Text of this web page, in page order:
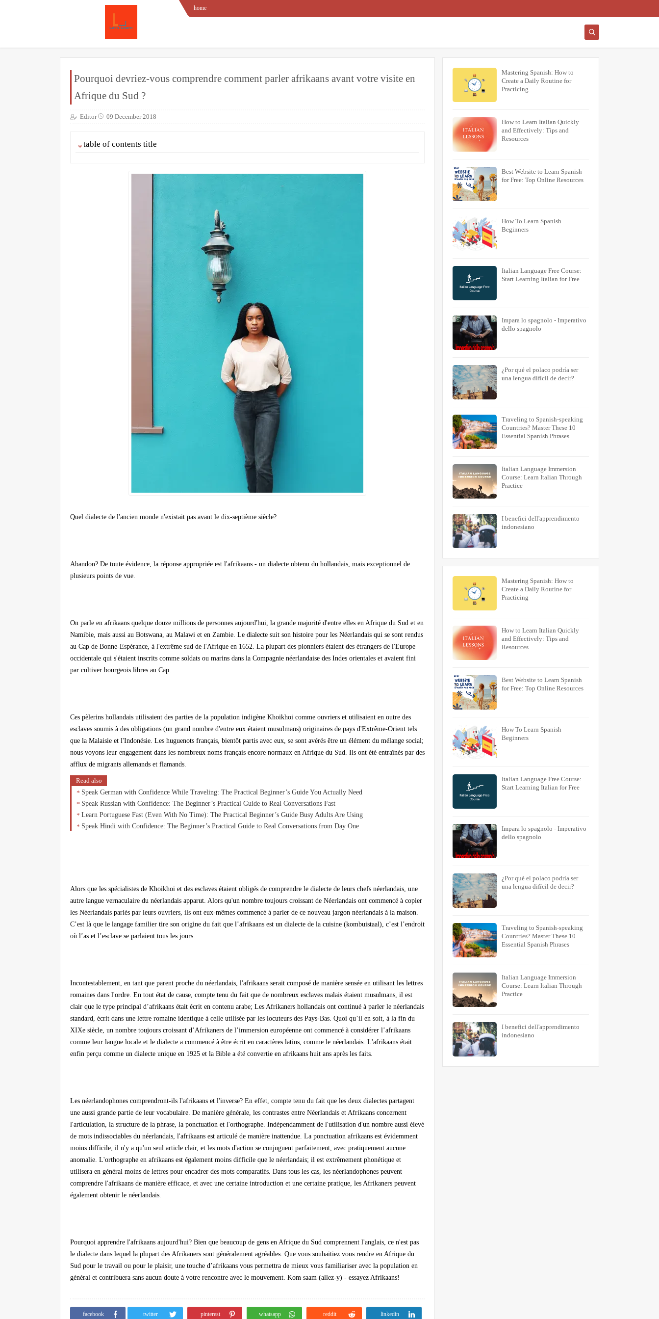
home
Pourquoi devriez-vous comprendre comment parler afrikaans avant votre visite en
Afrique du Sud ?
Editor 09 December 2018
table of contents title
Quel dialecte de l'ancien monde n'existait pas avant le dix-septième siècle?
Abandon? De toute évidence, la réponse appropriée est l'afrikaans - un dialecte obtenu du hollandais, mais exceptionnel de
plusieurs points de vue.
On parle en afrikaans quelque douze millions de personnes aujourd'hui, la grande majorité d'entre elles en Afrique du Sud et en
Namibie, mais aussi au Botswana, au Malawi et en Zambie. Le dialecte suit son histoire pour les Néerlandais qui se sont rendus
au Cap de Bonne-Espérance, à l'extrême sud de l'Afrique en 1652. La plupart des pionniers étaient des étrangers de l'Europe
occidentale qui s'étaient inscrits comme soldats ou marins dans la Compagnie néerlandaise des Indes orientales et avaient fini
par cultiver bourgeois libres au Cap.
Ces pèlerins hollandais utilisaient des parties de la population indigène Khoikhoi comme ouvriers et utilisaient en outre des
esclaves soumis à des obligations (un grand nombre d'entre eux étaient musulmans) originaires de pays d'Extrême-Orient tels
que la Malaisie et l'Indonésie. Les huguenots français, bientôt partis avec eux, se sont avérés être un élément du mélange social;
nous voyons leur engagement dans les nombreux noms français encore normaux en Afrique du Sud. Ils ont été entraînés par des
afflux de migrants allemands et flamands.
Read also
Speak German with Confidence While Traveling: The Practical Beginner’s Guide You Actually Need
Speak Russian with Confidence: The Beginner’s Practical Guide to Real Conversations Fast
Learn Portuguese Fast (Even With No Time): The Practical Beginner’s Guide Busy Adults Are Using
Speak Hindi with Confidence: The Beginner’s Practical Guide to Real Conversations from Day One
Alors que les spécialistes de Khoikhoi et des esclaves étaient obligés de comprendre le dialecte de leurs chefs néerlandais, une
autre langue vernaculaire du néerlandais apparut. Alors qu'un nombre toujours croissant de Néerlandais ont commencé à copier
les Néerlandais parlés par leurs ouvriers, ils ont eux-mêmes commencé à parler de ce nouveau jargon néerlandais à la maison.
C’est là que le langage familier tire son origine du fait que l’afrikaans est un dialecte de la cuisine (kombuistaal), c’est l’endroit
où l’as et l’esclave se parlaient tous les jours.
Incontestablement, en tant que parent proche du néerlandais, l'afrikaans serait composé de manière sensée en utilisant les lettres
romaines dans l'ordre. En tout état de cause, compte tenu du fait que de nombreux esclaves malais étaient musulmans, il est
clair que le type principal d’afrikaans était écrit en contenu arabe; Les Afrikaners hollandais ont continué à parler le néerlandais
standard, écrit dans une lettre romaine identique à celle utilisée par les locuteurs des Pays-Bas. Quoi qu’il en soit, à la fin du
XIXe siècle, un nombre toujours croissant d’Afrikaners de l’immersion européenne ont commencé à considérer l’afrikaans
comme leur langue locale et le dialecte a commencé à être écrit en caractères latins, comme le néerlandais. L'afrikaans était
enfin perçu comme un dialecte unique en 1925 et la Bible a été convertie en afrikaans huit ans après les faits.
Les néerlandophones comprendront-ils l'afrikaans et l'inverse? En effet, compte tenu du fait que les deux dialectes partagent
une aussi grande partie de leur vocabulaire. De manière générale, les contrastes entre Néerlandais et Afrikaans concernent
l'articulation, la structure de la phrase, la ponctuation et l'orthographe. Indépendamment de l'utilisation d'un nombre aussi élevé
de mots indissociables du néerlandais, l'afrikaans est articulé de manière inattendue. La ponctuation afrikaans est évidemment
moins difficile; il n'y a qu'un seul article clair, et les mots d'action se conjuguent parfaitement, avec pratiquement aucune
anomalie. L'orthographe en afrikaans est également moins difficile que le néerlandais; il est extrêmement phonétique et
utilisera en général moins de lettres pour encadrer des mots comparatifs. Dans tous les cas, les néerlandophones peuvent
comprendre l'afrikaans de manière efficace, et avec une certaine introduction et une certaine pratique, les Afrikaners peuvent
également obtenir le néerlandais.
Pourquoi apprendre l'afrikaans aujourd'hui? Bien que beaucoup de gens en Afrique du Sud comprennent l'anglais, ce n'est pas
le dialecte dans lequel la plupart des Afrikaners sont généralement agréables. Que vous souhaitiez vous rendre en Afrique du
Sud pour le travail ou pour le plaisir, une touche d’afrikaans vous permettra de mieux vous familiariser avec la population en
général et contribuera sans aucun doute à votre rencontre avec le mouvement. Kom saam (allez-y) - essayez Afrikaans!
facebook twitter pinterest whatsapp reddit linkedin
Mastering Spanish: How to
Create a Daily Routine for
Practicing
How to Learn Italian Quickly
and Effectively: Tips and
Resources
Best Website to Learn Spanish
for Free: Top Online Resources
How To Learn Spanish
Beginners
Italian Language Free Course:
Start Learning Italian for Free
Impara lo spagnolo - Imperativo
dello spagnolo
¿Por qué el polaco podría ser
una lengua difícil de decir?
Traveling to Spanish-speaking
Countries? Master These 10
Essential Spanish Phrases
Italian Language Immersion
Course: Learn Italian Through
Practice
I benefici dell'apprendimento
indonesiano
Mastering Spanish: How to
Create a Daily Routine for
Practicing
How to Learn Italian Quickly
and Effectively: Tips and
Resources
Best Website to Learn Spanish
for Free: Top Online Resources
How To Learn Spanish
Beginners
Italian Language Free Course:
Start Learning Italian for Free
Impara lo spagnolo - Imperativo
dello spagnolo
¿Por qué el polaco podría ser
una lengua difícil de decir?
Traveling to Spanish-speaking
Countries? Master These 10
Essential Spanish Phrases
Italian Language Immersion
Course: Learn Italian Through
Practice
I benefici dell'apprendimento
indonesiano